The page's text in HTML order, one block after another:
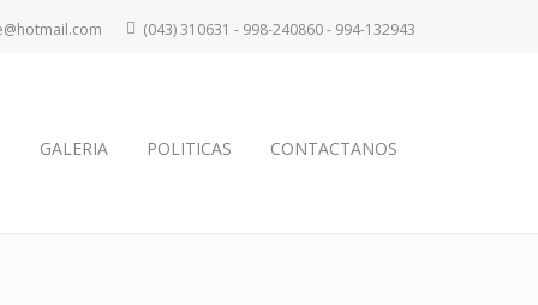
(043) 310631 - 998-240860 - 994-132943
GALERIA POLITICAS CONTACTANOS